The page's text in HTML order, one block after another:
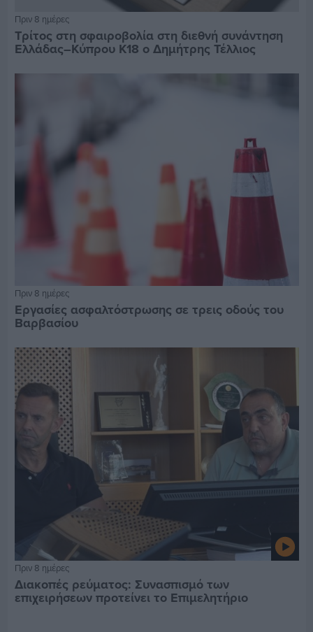
Πριν 8 ημέρες
Τρίτος στη σφαιροβολία στη διεθνή συνάντηση
Ελλάδας–Κύπρου Κ18 ο Δημήτρης Τέλλιος
Πριν 8 ημέρες
Εργασίες ασφαλτόστρωσης σε τρεις οδούς του
Βαρβασίου
Πριν 8 ημέρες
Διακοπές ρεύματος: Συνασπισμό των
επιχειρήσεων προτείνει το Επιμελητήριο